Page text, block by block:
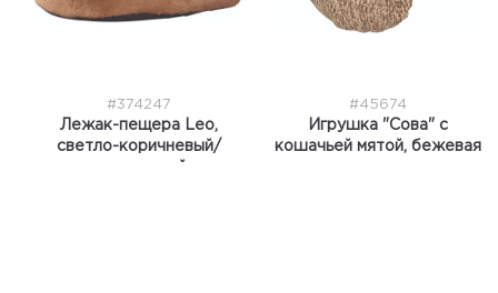
#374247
Лежак-пещера Leo,
светло-коричневый/
#45674
Игрушка "Сова" с
кошачьей мятой, бежевая